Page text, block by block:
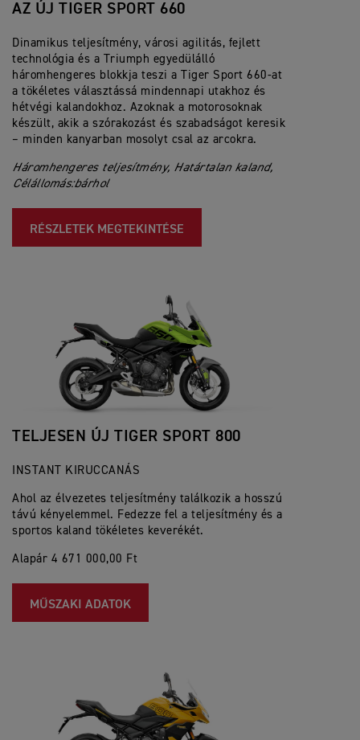
AZ ÚJ TIGER SPORT 660
Dinamikus teljesítmény, városi agilitás, fejlett
technológia és a Triumph egyedülálló
háromhengeres blokkja teszi a Tiger Sport 660-at
a tökéletes választássá mindennapi utakhoz és
hétvégi kalandokhoz. Azoknak a motorosoknak
készült, akik a szórakozást és szabadságot keresik
– minden kanyarban mosolyt csal az arcokra.
Háromhengeres teljesítmény, Határtalan kaland,
Célállomás:bárhol
RÉSZLETEK MEGTEKINTÉSE
TELJESEN ÚJ TIGER SPORT 800
INSTANT KIRUCCANÁS
Ahol az élvezetes teljesítmény találkozik a hosszú
távú kényelemmel. Fedezze fel a teljesítmény és a
sportos kaland tökéletes keverékét.
Alapár 4 671 000,00 Ft
MŰSZAKI ADATOK